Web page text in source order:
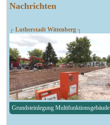
Nachrichten
┌ Lutherstadt Wittenberg ┐
Grundsteinlegung Multifunktionsgebäude